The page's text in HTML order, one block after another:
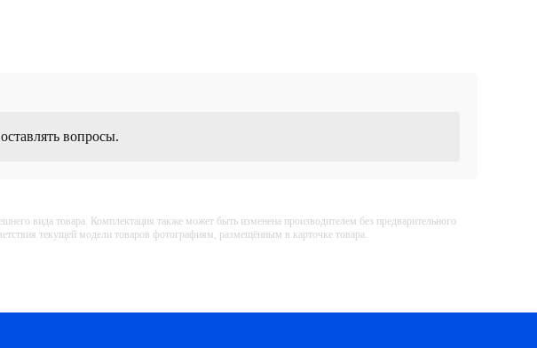
вопросы.
вида товара. Комплектация также может быть изменена производителем без предварительного
текущей модели товаров фотографиям, размещённым в карточке товара.